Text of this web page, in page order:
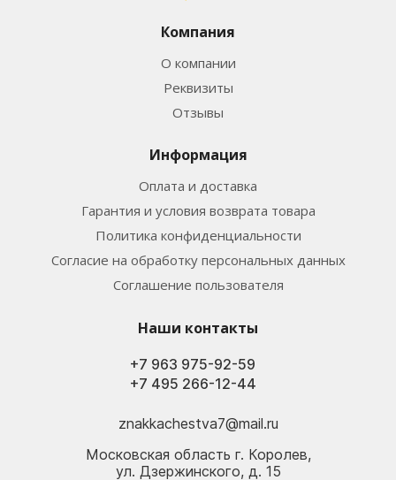
Компания
О компании
Реквизиты
Отзывы
Информация
Оплата и доставка
Гарантия и условия возврата товара
Политика конфиденциальности
Согласие на обработку персональных данных
Соглашение пользователя
Наши контакты
+7 495 266-12-44
+7 963 975-92-59
znakkachestva7@mail.ru
Московская область г. Королев,
ул. Дзержинского, д. 15